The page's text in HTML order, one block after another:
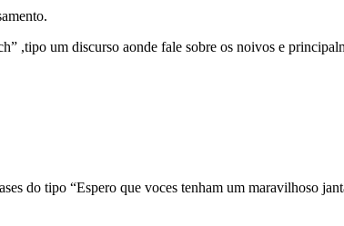
,tipo um discurso aonde fale sobre os noivos e
do tipo “Espero que voces tenham um maravilhoso